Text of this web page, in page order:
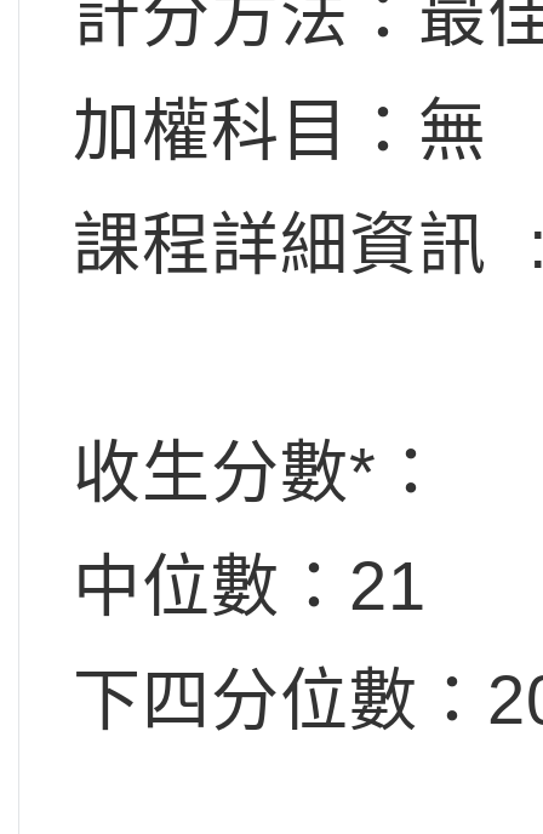
計分方法：最
加權科目：無
課程詳細資訊
收生分數*：
中位數：21
下四分位數：